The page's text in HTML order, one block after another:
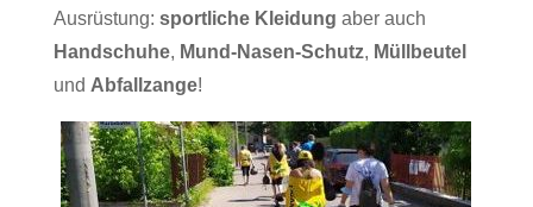
Ausrüstung: sportliche Kleidung aber auch
Handschuhe, Mund-Nasen-Schutz, Müllbeutel
und Abfallzange!